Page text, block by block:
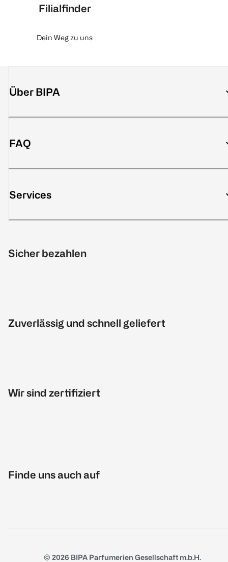
Filialfinder
Dein Weg zu uns
Über BIPA
FAQ
Services
Sicher bezahlen
Zuverlässig und schnell geliefert
Wir sind zertifiziert
Finde uns auch auf
© 2026 BIPA Parfumerien Gesellschaft m.b.H.